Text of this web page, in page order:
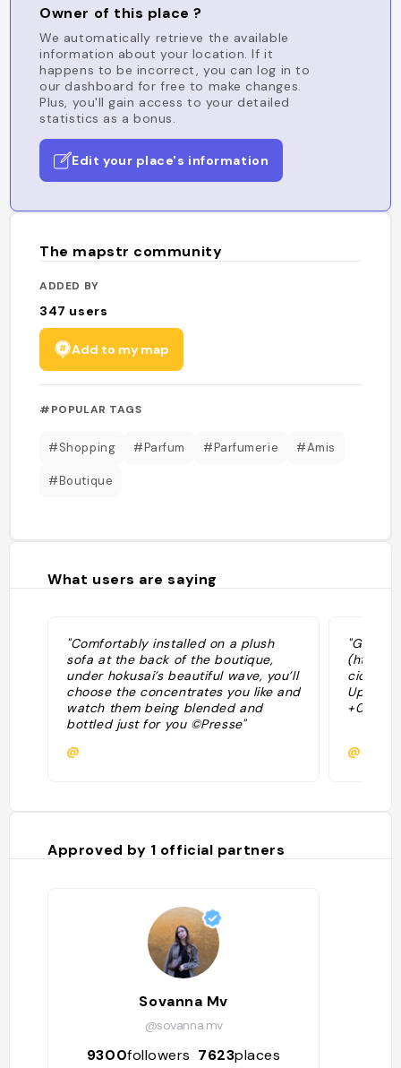
Owner of this place ?
We automatically retrieve the available
information about your location. If it
happens to be incorrect, you can log in to
our dashboard for free to make changes.
Plus, you'll gain access to your detailed
statistics as a bonus.
Edit your place's information
The mapstr community
ADDED BY
347 users
Add to my map
#POPULAR TAGS
#Shopping #Parfum #Parfumerie #Amis
#Boutique
What users are saying
"Comfortably installed on a plush
sofa at the back of the boutique,
under hokusai’s beautiful wave, you’ll
choose the concentrates you like and
watch them being blended and
bottled just for you ©Presse"
@
"Google
(http://
+0100"
Approved by 1 official partners
Sovanna Mv
@sovanna.mv
9300followers 7623places